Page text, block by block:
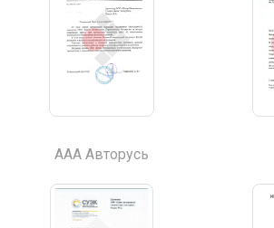
ААА Авторусь